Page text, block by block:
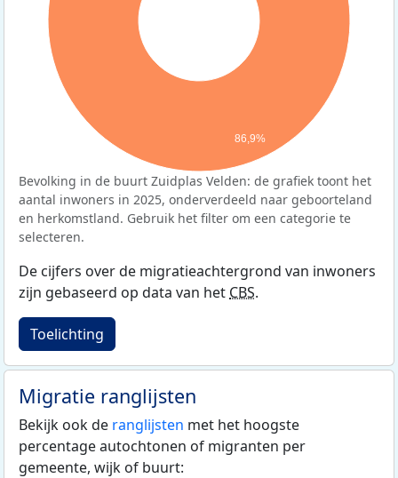
86,9%
Bevolking in de buurt Zuidplas Velden: de grafiek toont het
aantal inwoners in 2025, onderverdeeld naar geboorteland
en herkomstland. Gebruik het filter om een categorie te
selecteren.
De cijfers over de migratieachtergrond van inwoners
zijn gebaseerd op data van het CBS.
Toelichting
Migratie ranglijsten
Bekijk ook de ranglijsten met het hoogste
percentage autochtonen of migranten per
gemeente, wijk of buurt: